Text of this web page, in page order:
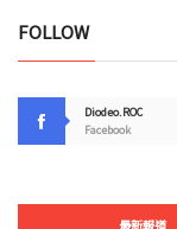
FOLLOW
Diodeo.ROC
Facebook
最新報道